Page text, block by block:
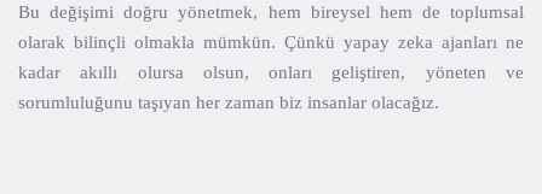
Bu değişimi doğru yönetmek, hem bireysel hem de toplumsal
olarak bilinçli olmakla mümkün. Çünkü yapay zeka ajanları ne
kadar akıllı olursa olsun, onları geliştiren, yöneten ve
sorumluluğunu taşıyan her zaman biz insanlar olacağız.